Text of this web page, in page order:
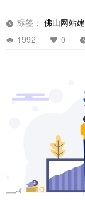
标签： 佛山网站
1992
0